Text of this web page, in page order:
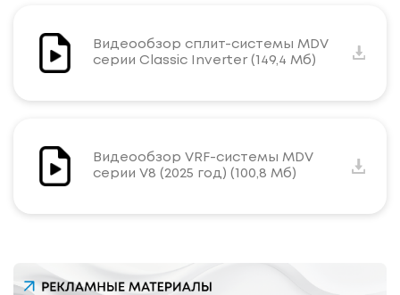
Видеообзор сплит-системы MDV
серии Classic Inverter (149,4 Мб)
Видеообзор VRF-системы MDV
серии V8 (2025 год) (100,8 Мб)